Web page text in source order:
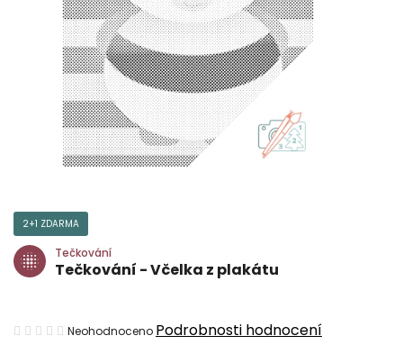
2+1 ZDARMA
Tečkování
Tečkování - Včelka z plakátu
Průměrné
Neohodnoceno Podrobnosti hodnocení